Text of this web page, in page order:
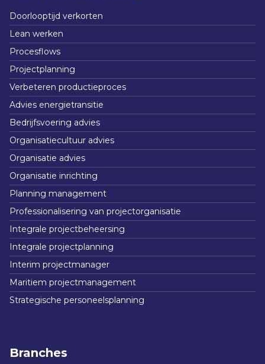
Doorlooptijd verkorten
Lean werken
Procesflows
Projectplanning
Verbeteren productieproces
Advies energietransitie
Bedrijfsvoering advies
Organisatiecultuur advies
Organisatie advies
Organisatie inrichting
Planning management
Professionalisering van projectorganisatie
Integrale projectbeheersing
Integrale projectplanning
Interim projectmanager
Maritiem projectmanagement
Strategische personeelsplanning
Branches